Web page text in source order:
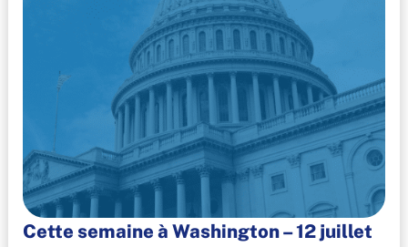
Cette semaine à Washington – 12 juillet